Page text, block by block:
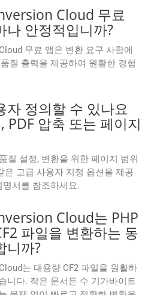
Cloud 무료
나 안정적입니까?
무료 앱은 변환 요구 사항에
질 출력을 제공하여 원활한 경험
자 정의할 수 있나요
PDF 압축 또는 페이지
질 설정, 변환을 위한 페이지 범위
은 고급 사용자 지정 옵션을 제공
서를 참조하세요.
Cloud는 PHP
파일을 변환하는 동
니까?
는 대용량 CF2 파일을 원활하
니다. 작은 문서든 수 기가바이트